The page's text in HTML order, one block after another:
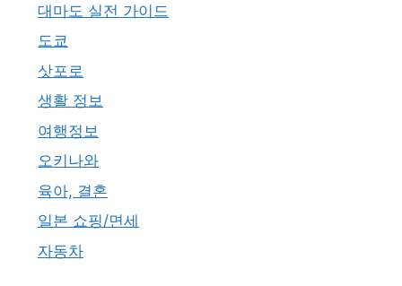
대마도 실전 가이드
도쿄
삿포로
생활 정보
여행정보
오키나와
육아, 결혼
일본 쇼핑/면세
자동차